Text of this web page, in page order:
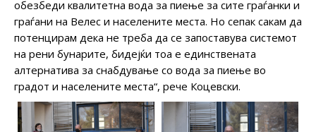
обезбеди квалитетна вода за пиење за сите граѓанки и
граѓани на Велес и населените места. Но сепак сакам да
потенцирам дека не треба да се запоставува системот
на рени бунарите, бидејќи тоа е единствената
алтернатива за снабдување со вода за пиење во
градот и населените места“, рече Коцевски.